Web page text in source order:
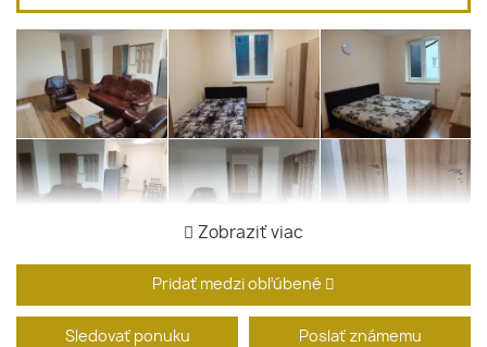
Zobraziť viac
Pridať medzi obľúbené
Sledovať ponuku Poslať známemu